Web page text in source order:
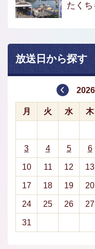
たく
放送日から探す
月 火 水 木
3 4 5 6
10 11 12 13
17 18 19 20
24 25 26 27
31